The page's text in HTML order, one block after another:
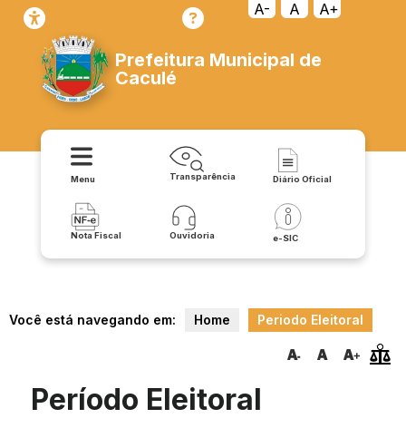
A- A A+
Prefeitura Municipal de
Caculé
Menu Transparência Diário Oficial
Nota Fiscal Ouvidoria e-SIC
Você está navegando em: Home Periodo Eleitoral
Período Eleitoral